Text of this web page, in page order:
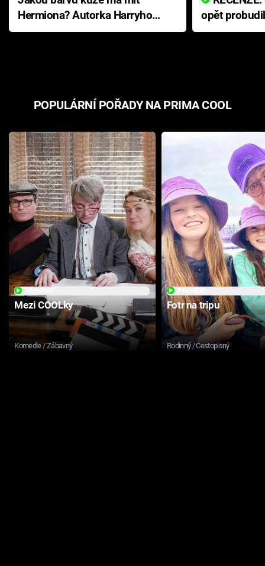
Hermiona? Autorka Harryho
Pottera přišla s ráznou
opět
přichází s
POPULÁRNÍ POŘADY NA PRIMA COOL
Mezi COOLky
Komedie / Zábavný
Fotr na tripu
Rodinný / Cestopisný